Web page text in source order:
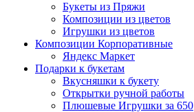
Букеты из Пряжи
Композиции из цветов
Игрушки из цветов
Композиции Корпоративные
Яндекс Маркет
Подарки к букетам
Вкусняшки к букету
Открытки ручной работы
Плюшевые Игрушки за 650